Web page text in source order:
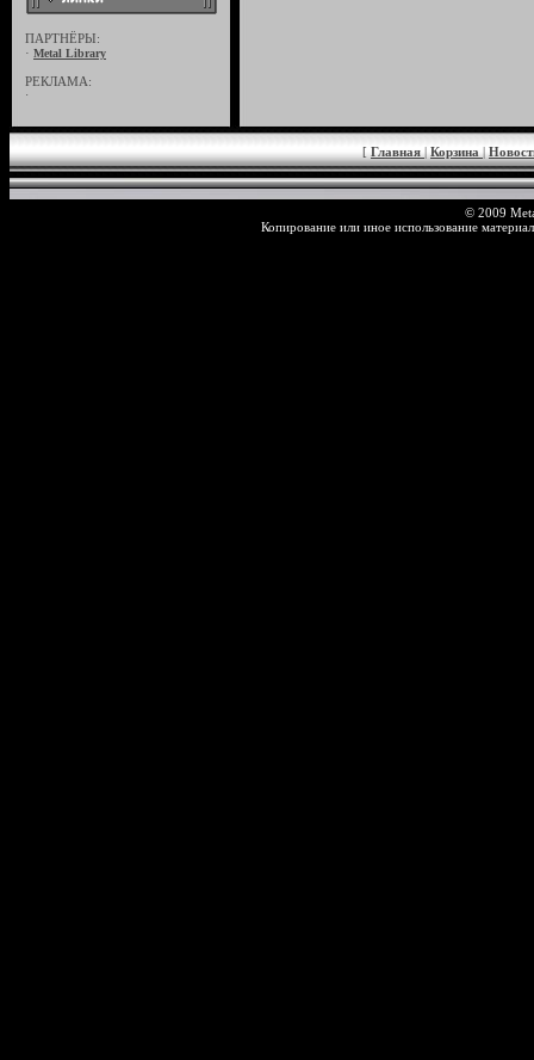
ПАРТНЁРЫ:
· Metal Library
РЕКЛАМА:
·
[ Главная | Корзина |
© 2009
Копирование или иное использование